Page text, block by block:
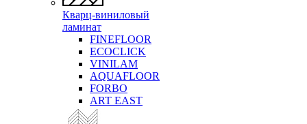
Кварц-виниловый
ламинат
FINEFLOOR
ECOCLICK
VINILAM
AQUAFLOOR
FORBO
ART EAST